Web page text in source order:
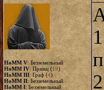
HoMM V: Безземельный
HoMM IV: Принц (19)
HoMM III: Граф (4)
HoMM II: Безземельный
HoMM I: Безземельный